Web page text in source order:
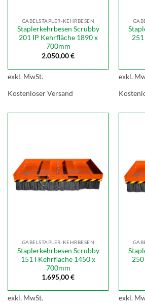
GABELSTAPLER-KEHRBESEN
Staplerkehrbesen Scrubby
201 IP Kehrfläche 1890 x
700mm
2.050,00€
exkl. MwSt.
Kostenloser Versand
251
exkl.
GABELSTAPLER-KEHRBESEN
Staplerkehrbesen Scrubby
151 I Kehrfläche 1450 x
700mm
1.695,00€
exkl. MwSt.
exkl.